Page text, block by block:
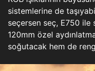
sistemlerine de
seçersen seç, E750
120mm özel
soğutacak hem de